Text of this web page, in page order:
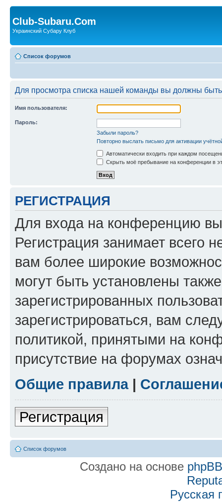
Club-Subaru.Com
Украинский Субару Клуб
Список форумов
Для просмотра списка нашей команды вы должны
Имя пользователя:
Пароль:
Забыли пароль?
Повторно выслать письмо для активации
Автоматически входить при каждом
Скрыть моё пребывание на конференции в
РЕГИСТРАЦИЯ
Для входа на конференцию
Регистрация занимает всего
вам более широкие
могут быть установлены
зарегистрированных
зарегистрироваться, вам
политикой, принятыми на
присутствие на форумах
Общие правила|
Регистрация
Список форумов
Создано на основе phpBB
Русская